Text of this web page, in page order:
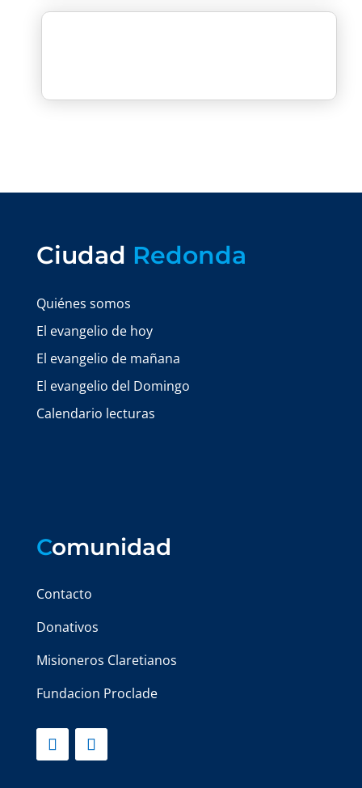
Ciudad Redonda
Quiénes somos
El evangelio de hoy
El evangelio de mañana
El evangelio del Domingo
Calendario lecturas
Comunidad
Contacto
Donativos
Misioneros Claretianos
Fundacion Proclade